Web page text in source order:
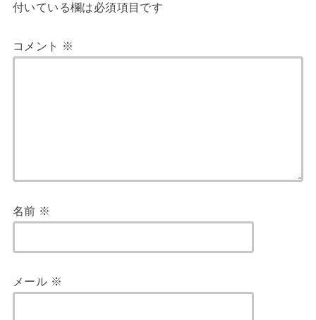
付いている欄は必須項目です
コメント ※
名前 ※
メール ※